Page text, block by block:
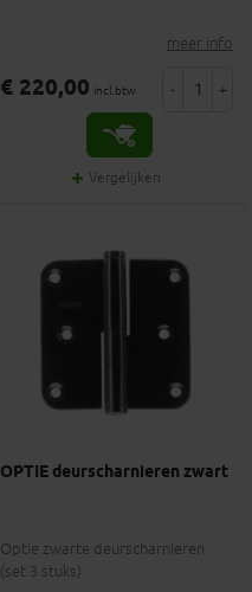
meer info
€ 220,00 incl.btw - +
Vergelijken
OPTIE deurscharnieren zwart
Optie zwarte deurscharnieren
(set 3 stuks)